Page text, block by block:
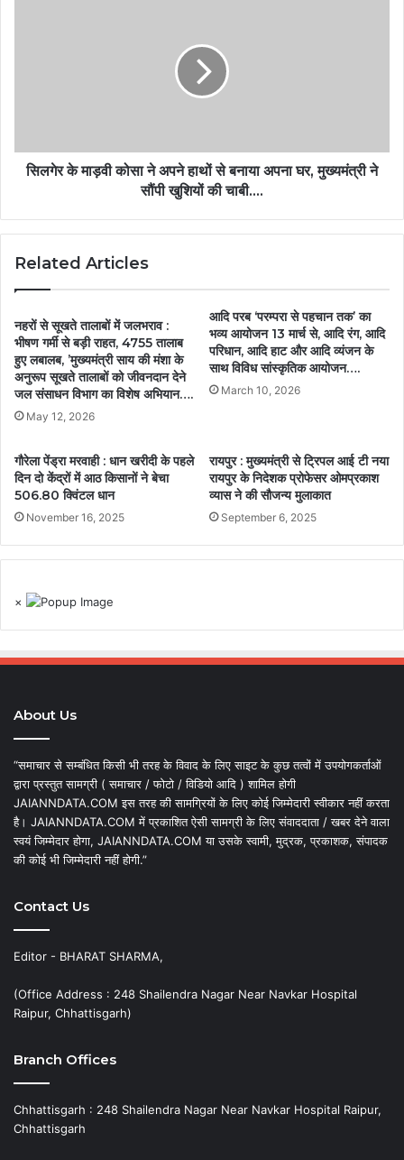
सिलगेर के माड़वी कोसा ने अपने हाथों से बनाया अपना घर, मुख्यमंत्री ने
सौंपी खुशियों की चाबी….
Related Articles
नहरों से सूखते तालाबों में जलभराव :
भीषण गर्मी से बड़ी राहत, 4755 तालाब
हुए लबालब, ’मुख्यमंत्री साय की मंशा के
अनुरूप सूखते तालाबों को जीवनदान देने
जल संसाधन विभाग का विशेष अभियान….
May 12, 2026
आदि परब ‘परम्परा से पहचान तक’ का
भव्य आयोजन 13 मार्च से, आदि रंग, आदि
परिधान, आदि हाट और आदि व्यंजन के
साथ विविध सांस्कृतिक आयोजन….
March 10, 2026
गौरेला पेंड्रा मरवाही : धान खरीदी के पहले
दिन दो केंद्रों में आठ किसानों ने बेचा
506.80 क्विंटल धान
November 16, 2025
रायपुर : मुख्यमंत्री से ट्रिपल आई टी नया
रायपुर के निदेशक प्रोफेसर ओमप्रकाश
व्यास ने की सौजन्य मुलाकात
September 6, 2025
×
About Us
“समाचार से सम्बंधित किसी भी तरह के विवाद के लिए साइट के कुछ तत्वों में उपयोगकर्ताओं
द्वारा प्रस्तुत सामग्री ( समाचार / फोटो / विडियो आदि ) शामिल होगी
JAIANNDATA.COM इस तरह की सामग्रियों के लिए कोई जिम्मेदारी स्वीकार नहीं करता
है। JAIANNDATA.COM में प्रकाशित ऐसी सामग्री के लिए संवाददाता / खबर देने वाला
स्वयं जिम्मेदार होगा, JAIANNDATA.COM या उसके स्वामी, मुद्रक, प्रकाशक, संपादक
की कोई भी जिम्मेदारी नहीं होगी.”
Contact Us
Editor - BHARAT SHARMA,
(Office Address : 248 Shailendra Nagar Near Navkar Hospital
Raipur, Chhattisgarh)
Branch Offices
Chhattisgarh : 248 Shailendra Nagar Near Navkar Hospital Raipur,
Chhattisgarh